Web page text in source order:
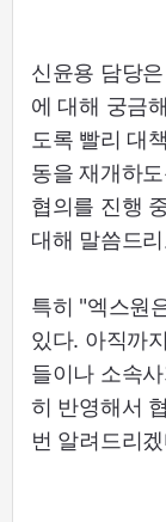
신윤용 담당
에 대해 궁금
도록 빨리 대
동을 재개하
협의를 진행
대해 말씀드
특히 "엑스원
있다. 아직까
들이나 소속
히 반영해서
번 알려드리